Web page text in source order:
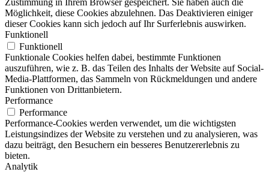
Möglichkeit, diese Cookies abzulehnen. Das Deaktivieren einiger
dieser Cookies kann sich jedoch auf Ihr Surferlebnis auswirken.
Funktionell
Funktionell
Funktionale Cookies helfen dabei, bestimmte Funktionen
auszuführen, wie z. B. das Teilen des Inhalts der Website auf Social-
Media-Plattformen, das Sammeln von Rückmeldungen und andere
Funktionen von Drittanbietern.
Performance
Performance
Performance-Cookies werden verwendet, um die wichtigsten
Leistungsindizes der Website zu verstehen und zu analysieren, was
dazu beiträgt, den Besuchern ein besseres Benutzererlebnis zu
bieten.
Analytik